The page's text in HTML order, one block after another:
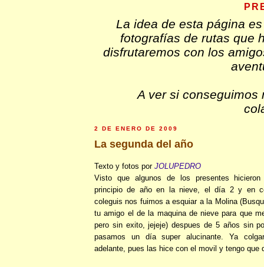
La idea de esta página
fotografías de rutas que
disfrutaremos con los
A ver si conseguimos
2 DE ENERO DE 2009
La segunda del año
Texto y fotos por JOLUPEDRO
Visto que algunos de los presentes
principio de año en la nieve, el día 2 y en
coleguis nos fuimos a esquiar a la Molina
tu amigo el de la maquina de nieve para que
pero sin exito, jejeje) despues de 5 años sin
pasamos un día super alucinante. Ya
adelante, pues las hice con el movil y tengo que